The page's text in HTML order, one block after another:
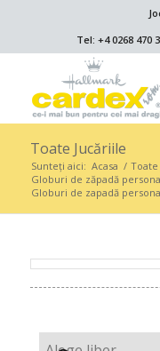
Tel: +4 0268
Toate Jucăriile
Sunteți aici: Acasa / Toate
Globuri de zăpadă
Globuri de zapadă